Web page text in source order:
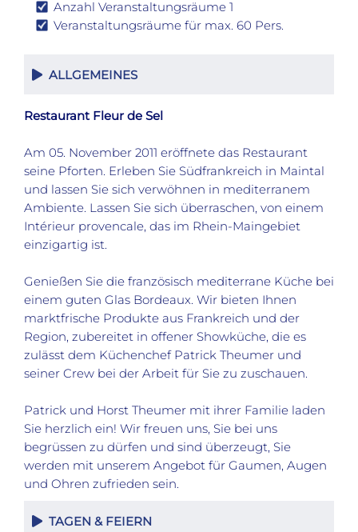
Anzahl Veranstaltungsräume 1
Veranstaltungsräume für max. 60 Pers.
ALLGEMEINES
Restaurant Fleur de Sel
Am 05. November 2011 eröffnete das Restaurant
seine Pforten. Erleben Sie Südfrankreich in Maintal
und lassen Sie sich verwöhnen in mediterranem
Ambiente. Lassen Sie sich überraschen, von einem
Intérieur provencale, das im Rhein-Maingebiet
einzigartig ist.
Genießen Sie die französisch mediterrane Küche bei
einem guten Glas Bordeaux. Wir bieten Ihnen
marktfrische Produkte aus Frankreich und der
Region, zubereitet in offener Showküche, die es
zulässt dem Küchenchef Patrick Theumer und
seiner Crew bei der Arbeit für Sie zu zuschauen.
Patrick und Horst Theumer mit ihrer Familie laden
Sie herzlich ein! Wir freuen uns, Sie bei uns
begrüssen zu dürfen und sind überzeugt, Sie
werden mit unserem Angebot für Gaumen, Augen
und Ohren zufrieden sein.
TAGEN & FEIERN